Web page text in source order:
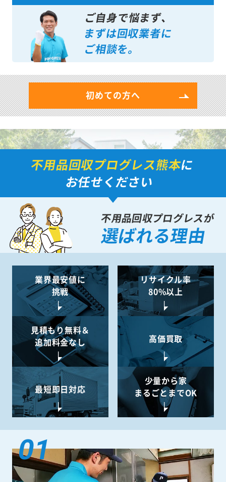
ご自身で悩まず、
まずは回収業者に
ご相談を。
初めての方へ
不用品回収プログレス熊本に
お任せください
不用品回収プログレスが
選ばれる理由
業界最安値に
挑戦
リサイクル率
80%以上
見積もり無料＆
追加料金なし
高価買取
最短即日対応
少量から家
まるごとまでOK